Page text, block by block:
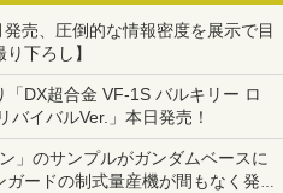
発売、圧倒的な情報密度を展示で目
下ろし】
「DX超合金 VF-1S バルキリー ロ
バイバルVer.」本日発売！
」のサンプルがガンダムベースに
ードの制式量産機が間もなく発送